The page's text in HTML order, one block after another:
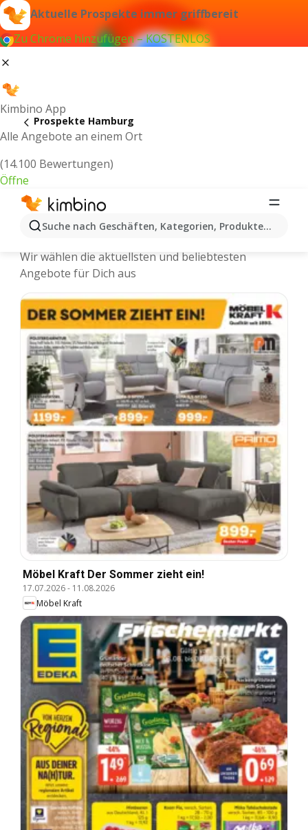
Aktuelle Prospekte immer griffbereit
Zu Chrome hinzufügen – KOSTENLOS
Kimbino App
Alle Angebote an einem Ort
(14.100 Bewertungen)
Öffne
Suche nach Geschäften, Kategorien, Produkten...
Prospekte Hamburg
Hamburg - Neuste Prospekte und
Wir wählen die aktuellsten und beliebtesten
Angebote für Dich aus
Möbel Kraft Der Sommer zieht ein!
17.07.2026- 11.08.2026
Möbel Kraft